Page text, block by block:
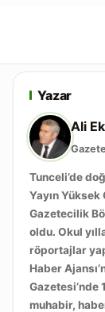
Yazar
Ali
Tunceli’de
Yayın
Gazetecilik
oldu. Okul
röportajlar
Haber
Gazetesi’nde
muhabir,